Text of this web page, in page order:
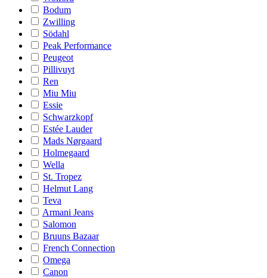
Bodum
Zwilling
Södahl
Peak Performance
Peugeot
Pillivuyt
Ren
Miu Miu
Essie
Schwarzkopf
Estée Lauder
Mads Nørgaard
Holmegaard
Wella
St. Tropez
Helmut Lang
Teva
Armani Jeans
Salomon
Bruuns Bazaar
French Connection
Omega
Canon